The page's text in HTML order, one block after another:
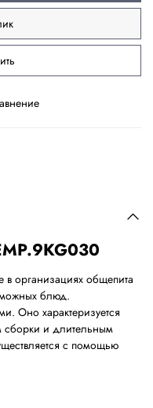
в организациях общепита
блюд.
Оно характеризуется
сборки и длительным
с помощью